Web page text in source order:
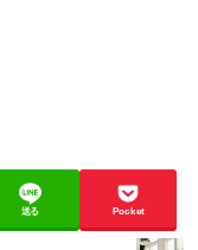
送る Pocket